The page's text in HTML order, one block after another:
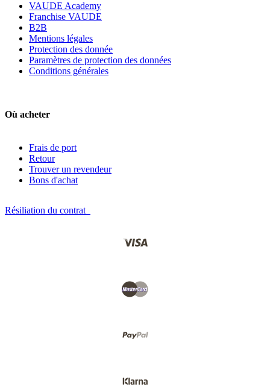
VAUDE Academy
Franchise VAUDE
B2B
Mentions légales
Protection des donnée
Paramètres de protection des données
Conditions générales
Où acheter
Frais de port
Retour
Trouver un revendeur
Bons d'achat
Résiliation du contrat